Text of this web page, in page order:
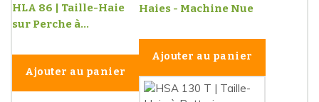
HLA 86 | Taille-Haie
sur Perche à...
Ajouter au panier
Haies - Machine Nue
Ajouter au panier